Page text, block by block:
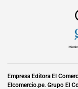
Empresa Editora El
Elcomercio.pe. Grupo El